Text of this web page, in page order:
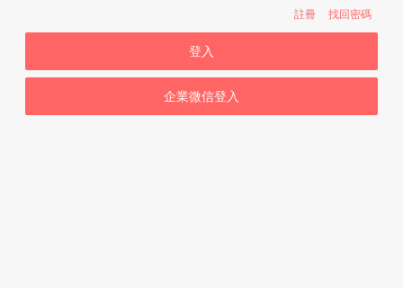
註冊 找回密碼